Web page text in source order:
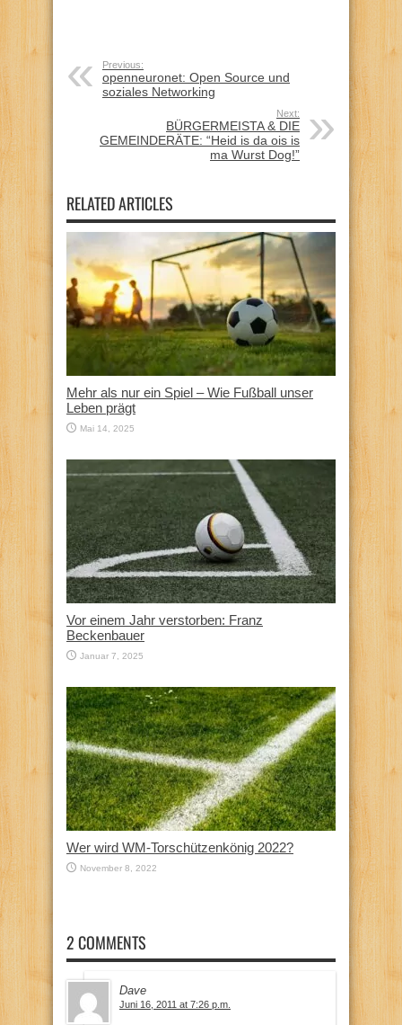
Previous:
openneuronet: Open Source und
soziales Networking
Next:
BÜRGERMEISTA & DIE
GEMEINDERÄTE: “Heid is da ois is
ma Wurst Dog!”
RELATED ARTICLES
Mehr als nur ein Spiel – Wie Fußball unser
Leben prägt
Mai 14, 2025
Vor einem Jahr verstorben: Franz
Beckenbauer
Januar 7, 2025
Wer wird WM-Torschützenkönig 2022?
November 8, 2022
2 COMMENTS
Dave
Juni 16, 2011 at 7:26 p.m.